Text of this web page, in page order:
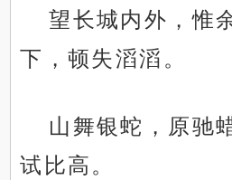
望长城内外，惟
下，顿失滔滔。
山舞银蛇，原驰
试比高。